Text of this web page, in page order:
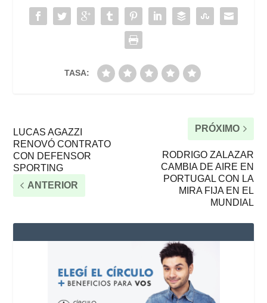
TASA:
LUCAS AGAZZI
RENOVÓ CONTRATO
CON DEFENSOR
SPORTING
ANTERIOR
PRÓXIMO
RODRIGO ZALAZAR
CAMBIA DE AIRE EN
PORTUGAL CON LA
MIRA FIJA EN EL
MUNDIAL